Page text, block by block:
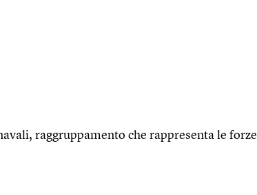
raggruppamento che rappresenta le forze